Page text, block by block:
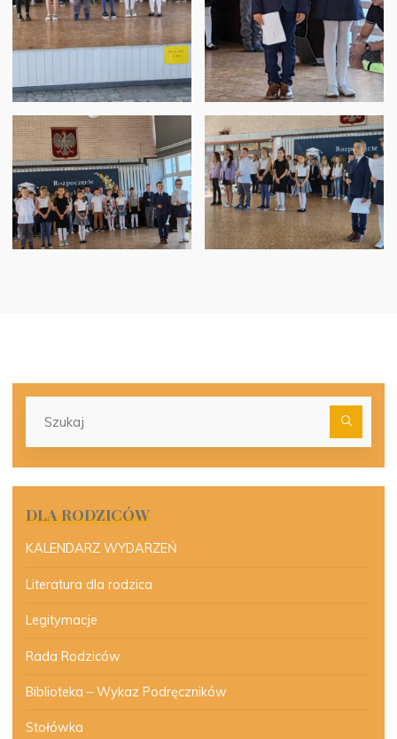
DLA RODZICÓW
KALENDARZ WYDARZEŃ
Literatura dla rodzica
Legitymacje
Rada Rodziców
Biblioteka – Wykaz Podręczników
Stołówka